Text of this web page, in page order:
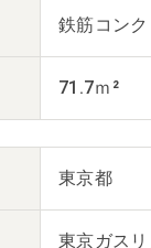
鉄筋コン
71.7ｍ²
東京都
東京ガス